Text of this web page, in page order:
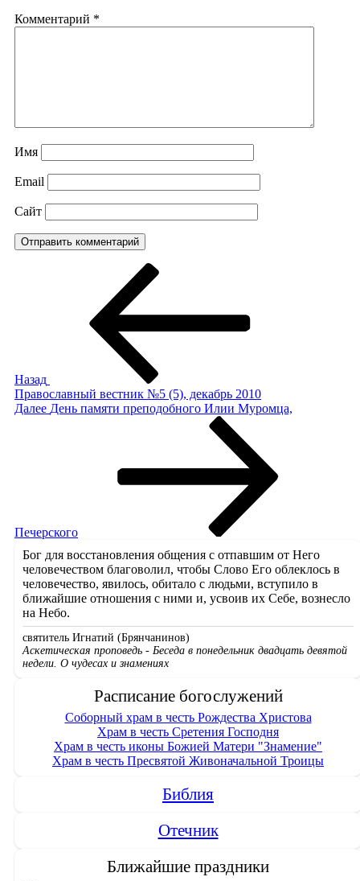
Комментарий *
Имя
Email
Сайт
Назад
Православный вестник №5 (5), декабрь 2010
Следующая
Далее День памяти преподобного Илии Муромца,
Печерского
Бог для восстановления общения с отпавшим от Него
человечеством благоволил, чтобы Слово Его облеклось в
человечество, явилось, обитало с людьми, вступило в
ближайшие отношения с ними и, усвоив их Себе, вознесло
на Небо.
святитель Игнатий (Брянчанинов)
Аскетическая проповедь - Беседа в понедельник двадцать девятой
недели. О чудесах и знамениях
Расписание богослужений
Соборный храм в честь Рождества Христова
Храм в честь Сретения Господня
Храм в честь иконы Божией Матери "Знамение"
Храм в честь Пресвятой Живоначальной Троицы
Библия
Отечник
Ближайшие праздники